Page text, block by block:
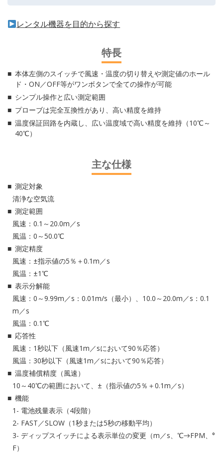
レンタル機器を目的から探す
特長
本体左側のスイッチで風速・温度の切り替えや測定値のホール
ド・ON／OFF等がワンボタンで全ての操作が可能
シンプル操作と広い測定範囲
プローブは完全互換性があり、高い精度を維持
温度保証回路を内蔵し、広い温度域で高い精度を維持（10℃～
40℃）
主な仕様
測定対象
清浄な空気流
測定範囲
風速：0.1～20.0m／s
風温：0～50.0℃
測定精度
風速：±指示値の5％＋0.1m／s
風温：±1℃
表示分解能
風速：0～9.99m／s：0.01m/s（最小）、10.0～20.0m／s：0.1
m／s
風温：0.1℃
応答性
風速：1秒以下（風速1m／sにおいて90％応答）
風温：30秒以下（風速1m／sにおいて90％応答）
温度補償精度（風速）
10～40℃の範囲において、±（指示値の5％＋0.1m／s）
機能
電池残量表示（4段階）
FAST／SLOW（1秒または5秒の移動平均）
ディップスイッチによる表示単位の変更（m／s、℃→FPM、°
F）